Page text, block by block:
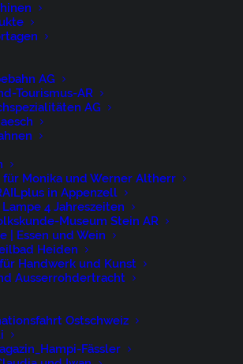
AG
Tourismus-AR
AG
für Monika und Werner Altherr
in Appenzell
Lampe 4 Jahreszeiten
Museum Stein AR
| Essen und Wein
Heiden
Handwerk und Kunst
Ausserrohdertracht
Ostschweiz
Fässler
46 52
All rights reserved